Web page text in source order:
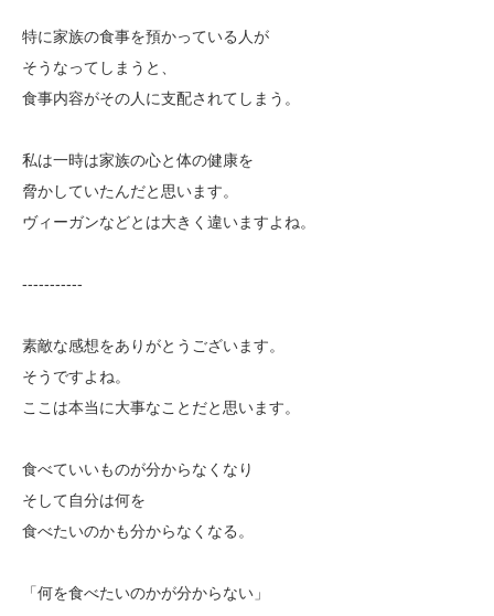
特に家族の食事を預かっている人が
そうなってしまうと、
食事内容がその人に支配されてしまう。
私は一時は家族の心と体の健康を
脅かしていたんだと思います。
ヴィーガンなどとは大きく違いますよね。
‐‐‐‐‐‐‐‐‐‐‐
素敵な感想をありがとうございます。
そうですよね。
ここは本当に大事なことだと思います。
食べていいものが分からなくなり
そして自分は何を
食べたいのかも分からなくなる。
「何を食べたいのかが分からない」